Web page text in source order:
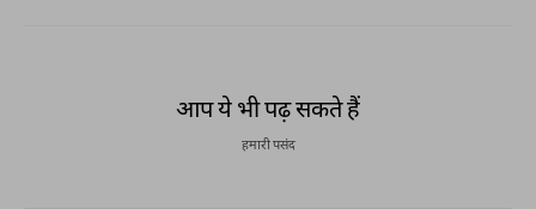
आप ये भी पढ़ सकते हैं
हमारी पसंद